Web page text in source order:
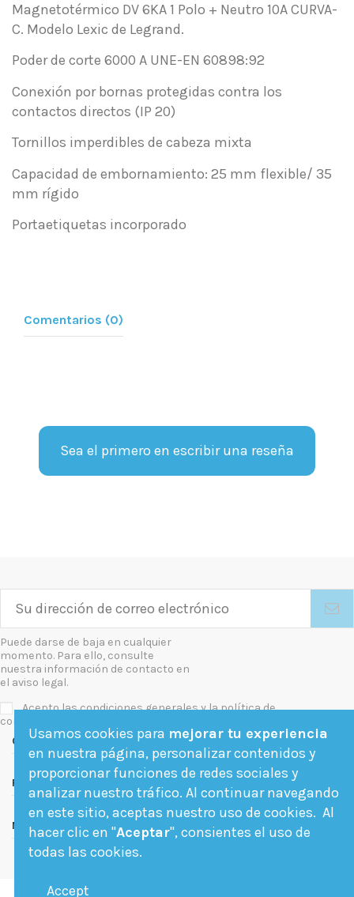
Magnetotérmico DV 6KA 1 Polo + Neutro 10A CURVA-
C. Modelo Lexic de Legrand.
Poder de corte 6000 A UNE-EN 60898:92
Conexión por bornas protegidas contra los
contactos directos (IP 20)
Tornillos imperdibles de cabeza mixta
Capacidad de embornamiento: 25 mm flexible/ 35
mm rígido
Portaetiquetas incorporado
Comentarios (0)
Sea el primero en escribir una reseña
Puede darse de baja en cualquier
momento. Para ello, consulte
nuestra información de contacto en
el aviso legal.
Acepto las condiciones generales y la política de
confidencialidad
Contact us
Follow us
Newsletter
Usamos cookies para mejorar tu experiencia
en nuestra página, personalizar contenidos y
proporcionar funciones de redes sociales y
analizar nuestro tráfico. Al continuar navegando
en este sitio, aceptas nuestro uso de cookies. Al
hacer clic en "Aceptar", consientes el uso de
todas las cookies.
Accept